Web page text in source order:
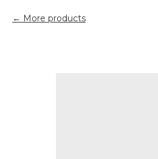
More products